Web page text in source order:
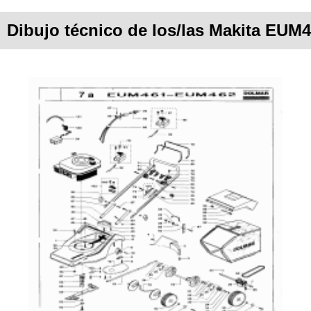
Dibujo técnico de los/las Makita